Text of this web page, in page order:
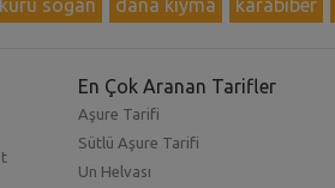
kuru soğan dana kıyma karabiber
En Çok Aranan Tarifler
Aşure Tarifi
Sütlü Aşure Tarifi
Un Helvası